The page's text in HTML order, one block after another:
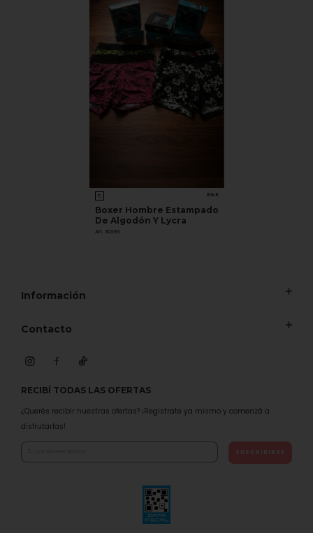
B&K
Boxer Hombre Estampado
De Algodón Y Lycra
Art. 3039S
Información
Contacto
RECIBÍ TODAS LAS OFERTAS
¿Querés recibir nuestras ofertas? ¡Registrate ya mismo y comenzá a
disfrutarlas!